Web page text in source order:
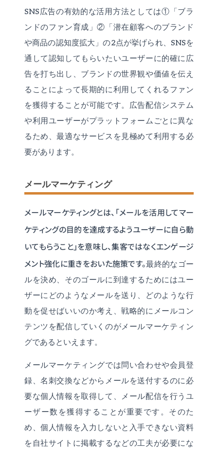
SNS広告の有効的な活用方法としては①「ブラ
ンドのファン育成」②「潜在顧客へのブランド
や商品の認知度拡大」の2点が挙げられ、SNSを
通して認知してもらいたいユーザーに的確に広
告を打ち出し、ブランドの世界観や価値を伝え
ることによって長期的に利用してくれるファン
を獲得することが可能です。広告配信システム
や利用ユーザーがプラットフォームごとに異な
るため、最適なサービスを見極めて利用する必
要があります。
メールマーケティング
メールマーケティングとは、「メールを活用してマー
ケティングの目的を達成するようユーザーに自ら動
いてもらうこと」を意味し、集客ではなくエンゲージ
メント強化に重きをおいた施策です。最終的なゴー
ルを決め、そのゴールに到達するためにはユー
ザーにどのようなメールを送り、どのような行
動を促せばいいのか考え、戦略的にメールコン
テンツを配信していくのがメールマーケティン
グであるといえます。
メールマーケティングでは問い合わせや会員登
録、名刺交換などからメールを送付するのに必
要な個人情報を取得して、メール配信を行うユ
ーザー数を獲得することが重要です。そのた
め、個人情報を入力しないと入手できない資料
を自社サイトに掲載するなどの工夫が必要にな